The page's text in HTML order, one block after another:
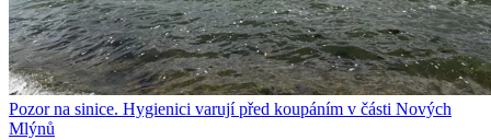
Pozor na sinice. Hygienici varují před koupáním v části Nových
Mlýnů